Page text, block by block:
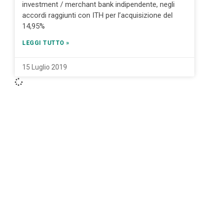
investment / merchant bank indipendente, negli
accordi raggiunti con ITH per l’acquisizione del
14,95%
LEGGI TUTTO »
15 Luglio 2019